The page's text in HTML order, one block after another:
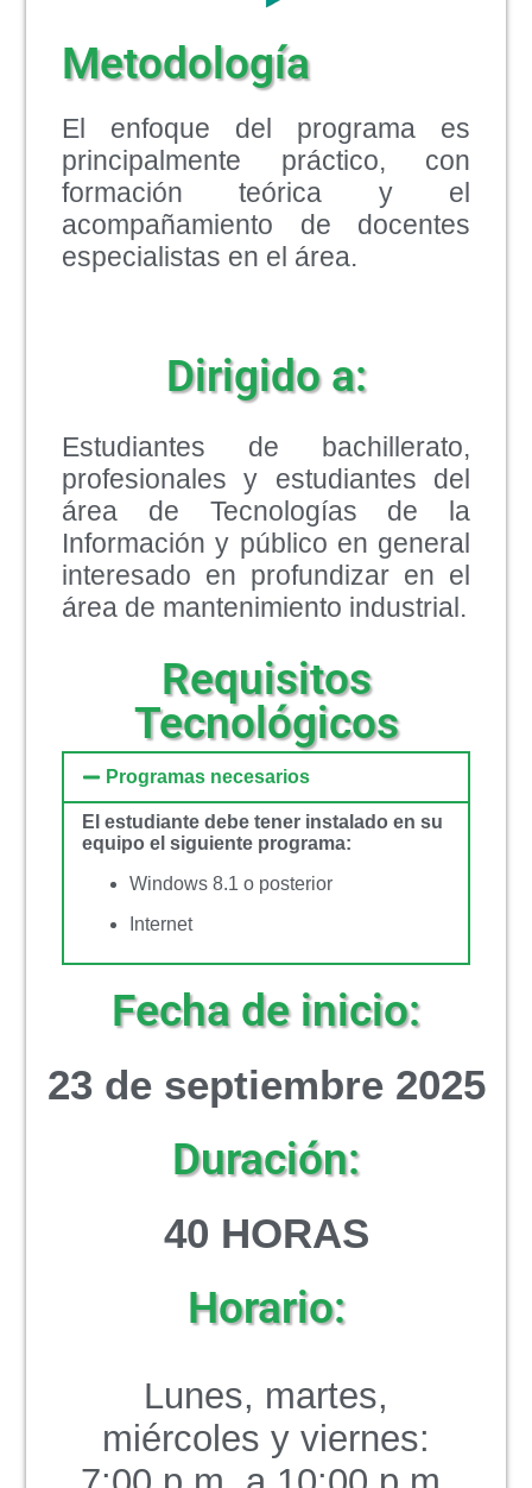
Metodología
El enfoque del programa es
principalmente práctico, con
formación teórica y el
acompañamiento de docentes
especialistas en el área.
Dirigido a:
Estudiantes de bachillerato,
profesionales y estudiantes del
área de Tecnologías de la
Información y público en general
interesado en profundizar en el
área de mantenimiento industrial.
Requisitos
Tecnológicos
Programas necesarios
El estudiante debe tener instalado en su
equipo el siguiente programa:
Windows 8.1 o posterior
Internet
Fecha de inicio:
23 de septiembre 2025
Duración:
40 HORAS
Horario:
Lunes, martes,
miércoles y viernes: